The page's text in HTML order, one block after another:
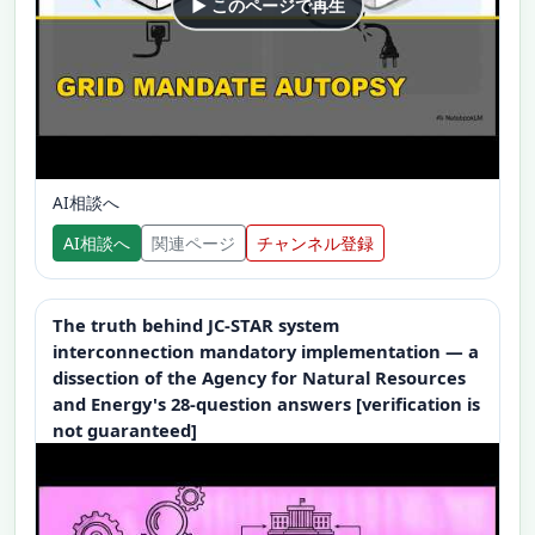
▶ このページで再生
AI相談へ
AI相談へ
関連ページ チャンネル登録
The truth behind JC-STAR system
interconnection mandatory implementation — a
dissection of the Agency for Natural Resources
and Energy's 28-question answers [verification is
not guaranteed]